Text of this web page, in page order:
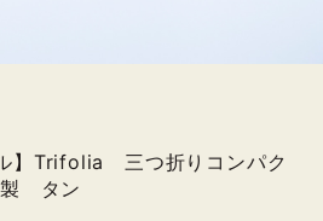
ル】Trifolia 三つ折りコンパク
製 タン